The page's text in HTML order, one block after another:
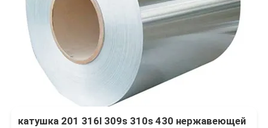
катушка 201 316l 309s 310s 430 нержавеющей